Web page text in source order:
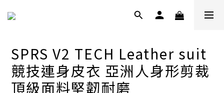
SPRS V2 TECH Leather suit
競技連身皮衣 亞洲人身形剪裁
頂級面料堅韌耐磨